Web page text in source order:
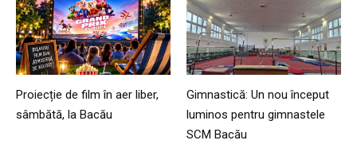
Proiecție de film în aer liber,
sâmbătă, la Bacău
Gimnastică: Un nou început
luminos pentru gimnastele
SCM Bacău